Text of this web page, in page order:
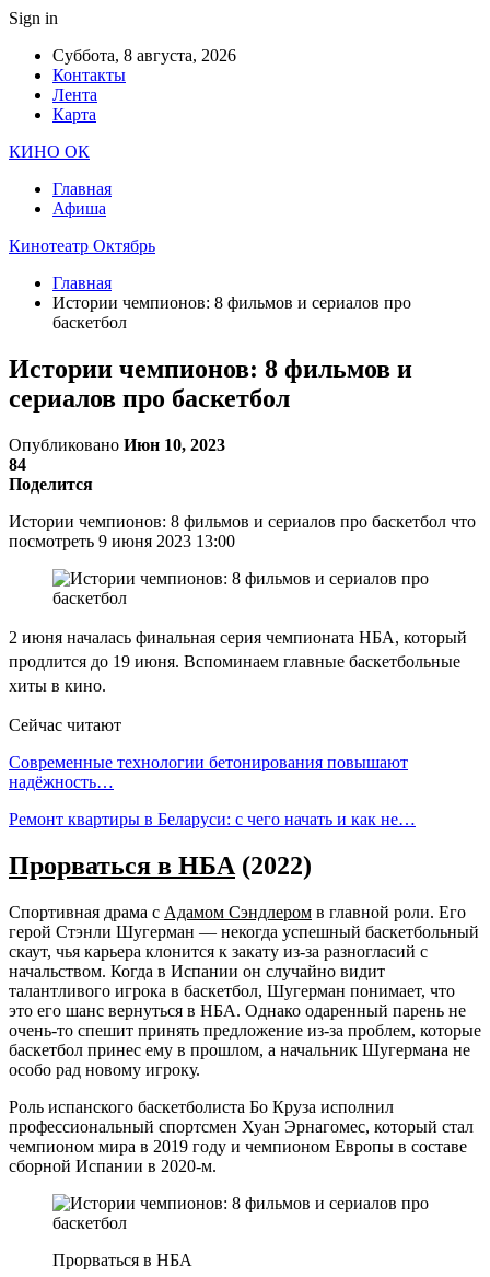
Sign in
Суббота, 8 августа, 2026
Контакты
Лента
Карта
КИНО ОК
Главная
Афиша
Кинотеатр Октябрь
Главная
Истории чемпионов: 8 фильмов и сериалов про
баскетбол
Истории чемпионов: 8 фильмов и
сериалов про баскетбол
Опубликовано Июн 10, 2023
84
Поделится
Истории чемпионов: 8 фильмов и сериалов про баскетбол что
посмотреть 9 июня 2023 13:00
2 июня началась финальная серия чемпионата НБА, который
продлится до 19 июня. Вспоминаем главные баскетбольные
хиты в кино.
Сейчас читают
Современные технологии бетонирования повышают
надёжность…
Ремонт квартиры в Беларуси: с чего начать и как не…
Прорваться в НБА (2022)
Спортивная драма с Адамом Сэндлером в главной роли. Его
герой Стэнли Шугерман — некогда успешный баскетбольный
скаут, чья карьера клонится к закату из-за разногласий с
начальством. Когда в Испании он случайно видит
талантливого игрока в баскетбол, Шугерман понимает, что
это его шанс вернуться в НБА. Однако одаренный парень не
очень-то спешит принять предложение из-за проблем, которые
баскетбол принес ему в прошлом, а начальник Шугермана не
особо рад новому игроку.
Роль испанского баскетболиста Бо Круза исполнил
профессиональный спортсмен Хуан Эрнагомес, который стал
чемпионом мира в 2019 году и чемпионом Европы в составе
сборной Испании в 2020-м.
Прорваться в НБА